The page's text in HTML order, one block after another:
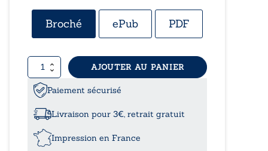
de
9,99€
Broché ePub PDF
quantité
de
Petites
pensées
en
Tome
AJOUTER AU PANIER
Paiement sécurisé
Livraison pour 3€, retrait gratuit
Impression en France